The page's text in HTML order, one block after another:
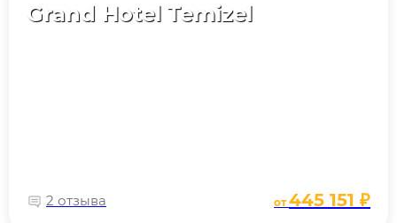
Grand Hotel Temizel
2 отзыва от445 151 ₽